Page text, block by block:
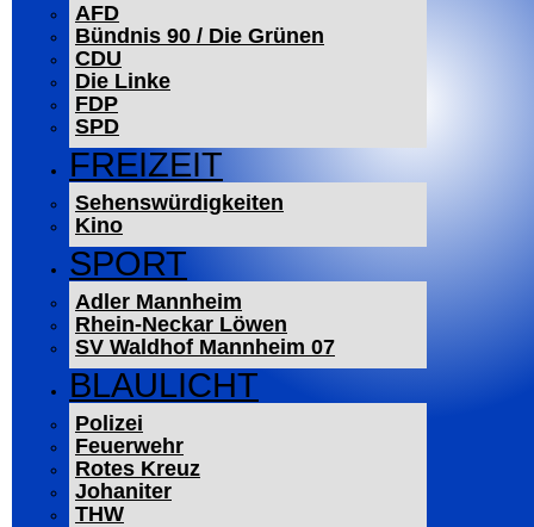
AFD
Bündnis 90 / Die Grünen
CDU
Die Linke
FDP
SPD
FREIZEIT
Sehenswürdigkeiten
Kino
SPORT
Adler Mannheim
Rhein-Neckar Löwen
SV Waldhof Mannheim 07
BLAULICHT
Polizei
Feuerwehr
Rotes Kreuz
Johaniter
THW